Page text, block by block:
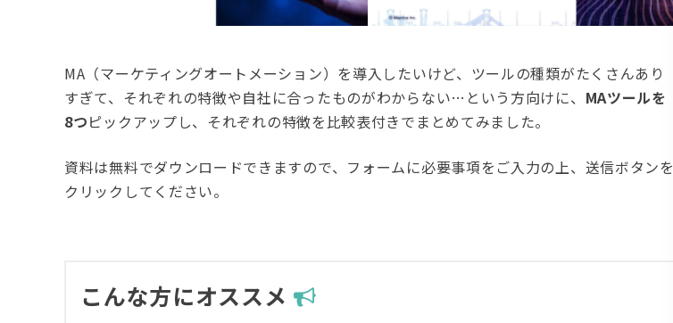
MA（マーケティングオートメーション）を導入したいけど、ツールの種類がたくさんあり
すぎて、それぞれの特徴や自社に合ったものがわからない…という方向けに、 MAツールを
8つピックアップし、それぞれの特徴を比較表付きでまとめてみました。
資料は無料でダウンロードできますので、フォームに必要事項をご入力の上、送信ボタンを
クリックしてください。
こんな方にオススメ